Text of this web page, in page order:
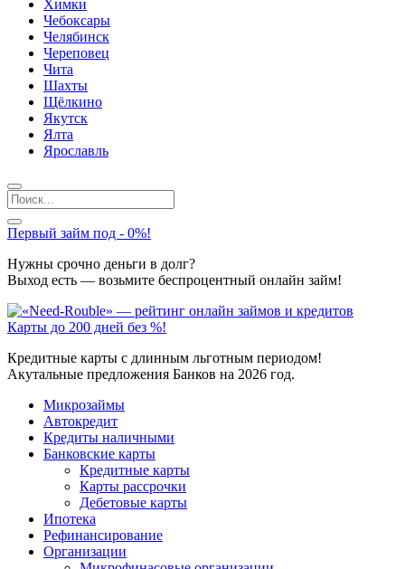
Химки
Чебоксары
Челябинск
Череповец
Чита
Шахты
Щёлкино
Якутск
Ялта
Ярославль
Первый займ под - 0%!
Нужны срочно деньги в долг?
Выход есть — возьмите беспроцентный онлайн займ!
Карты до 200 дней без %!
Кредитные карты с длинным льготным периодом!
Акутальные предложения Банков на 2026 год.
Микрозаймы
Автокредит
Кредиты наличными
Банковские карты
Кредитные карты
Карты рассрочки
Дебетовые карты
Ипотека
Рефинансирование
Организации